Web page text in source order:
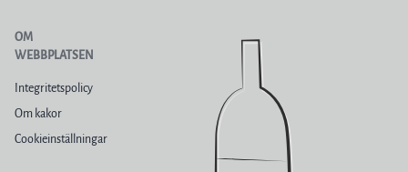
OM
WEBBPLATSEN
Integritetspolicy
Om kakor
Cookieinställningar